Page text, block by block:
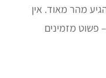
מהר מאוד. אין
מזמינים